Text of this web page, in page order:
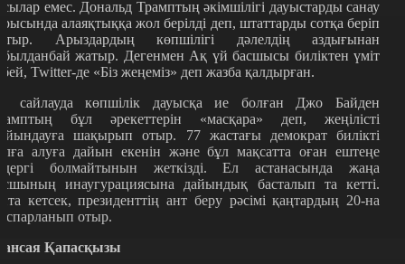
емес. Дональд Трамптың әкімшілігі дауыстарды санау
алаяқтыққа жол берілді деп, штаттарды сотқа беріп
Арыздардың көпшілігі дәлелдің аздығынан
жатыр. Дегенмен Ақ үй басшысы биліктен үміт
Twitter-де «Біз жеңеміз» деп жазба қалдырған.
сайлауда көпшілік дауысқа ие болған Джо Байден
бұл әрекеттерін «масқара» деп, жеңілісті
шақырып отыр. 77 жастағы демократ билікті
алуға дайын екенін және бұл мақсатта оған ештеңе
болмайтынын жеткізді. Ел астанасында жаңа
инаугурациясына дайындық басталып та кетті.
кетсек, президенттің ант беру рәсімі қаңтардың 20-на
отыр.
Қапасқызы